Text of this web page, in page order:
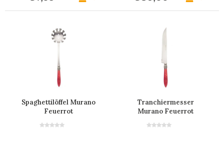
Spaghettilöffel Murano
Feuerrot
Tranchiermesser
Murano Feuerrot